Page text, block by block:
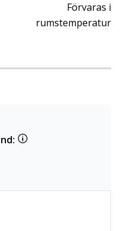
Förvaras i
rumstemperatur